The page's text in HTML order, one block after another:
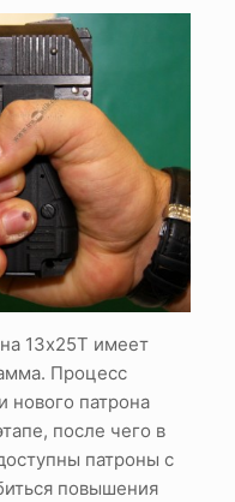
13х25Т имеет
Процесс
нового патрона
после чего в
патроны с
повышения